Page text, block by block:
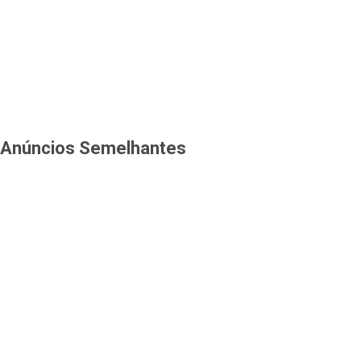
Anúncios Semelhantes